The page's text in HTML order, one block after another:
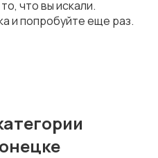
что вы искали.
и попробуйте еще раз.